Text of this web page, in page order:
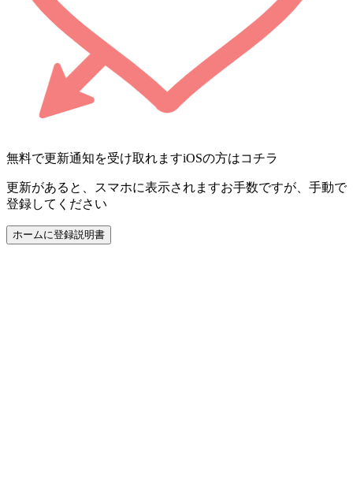
無料で更新通知を受け取れますiOSの方はコチラ
更新があると、スマホに表示されますお手数ですが、手動で
登録してください
ホームに登録説明書